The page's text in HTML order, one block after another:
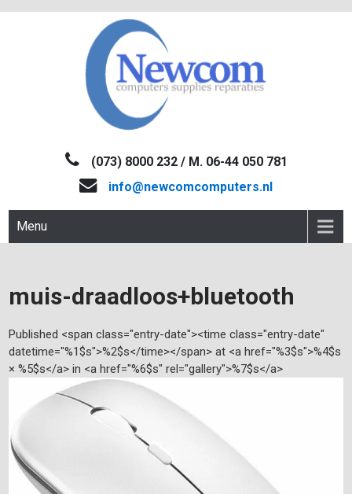
NEWCOM(073) 8000 232 / M. 06-44 050 781
info@newcomcomputers.nl
Menu
muis-draadloos+bluetooth
Published <span class="entry-date"><time class="entry-date"
datetime="%1$s">%2$s</time></span> at <a href="%3$s">%4$s
× %5$s</a> in <a href="%6$s" rel="gallery">%7$s</a>